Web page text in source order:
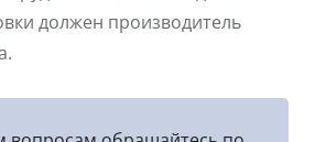
должен производитель